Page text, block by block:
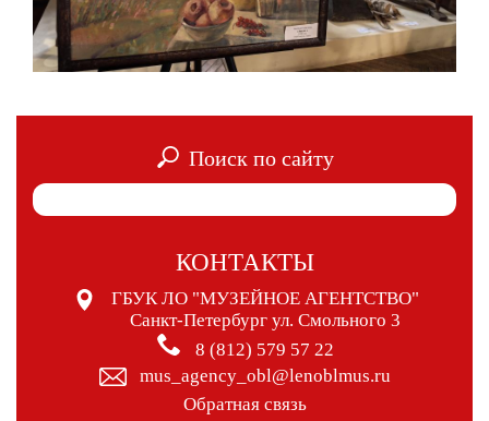
Поиск по сайту
КОНТАКТЫ
ГБУК ЛО "МУЗЕЙНОЕ АГЕНТСТВО"
Санкт-Петербург ул. Смольного 3
8 (812) 579 57 22
mus_agency_obl@lenoblmus.ru
Обратная связь